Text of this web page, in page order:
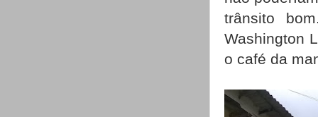
trânsito
Washington
o café da